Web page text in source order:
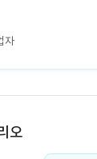
자
오